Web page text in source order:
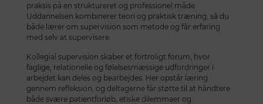
praksis på en struktureret og professionel måde.
Uddannelsen kombinerer teori og praktisk træning, så du
både lærer om supervision som metode og får erfaring
med selv at supervisere.
Kollegial supervision skaber et fortroligt forum, hvor
faglige, relationelle og følelsesmæssige udfordringer i
arbejdet kan deles og bearbejdes. Her opstår læring
gennem refleksion, og deltagerne får støtte til at håndtere
både svære patientforløb, etiske dilemmaer og